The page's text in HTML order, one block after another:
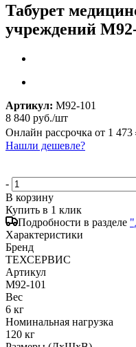
Табурет
учреждений
Артикул: М92-101
8 840 руб./шт
Онлайн рассрочка от 1 473
Нашли дешевле?
-
В корзину
Купить в 1 клик
Подробности в разделе
Характеристики
Бренд
ТЕХСЕРВИС
Артикул
М92-101
Вес
6 кг
Номинальная нагрузка
120 кг